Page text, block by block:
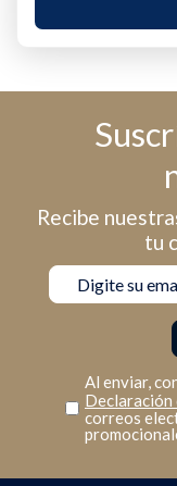
Recibe
tu
Al enviar,
Declaración
correos